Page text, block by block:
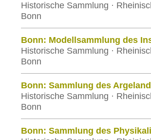
Historische Sammlung ·
Bonn
Bonn: Modellsammlung des
Historische Sammlung ·
Bonn
Bonn: Sammlung des
Historische Sammlung ·
Bonn
Bonn: Sammlung des